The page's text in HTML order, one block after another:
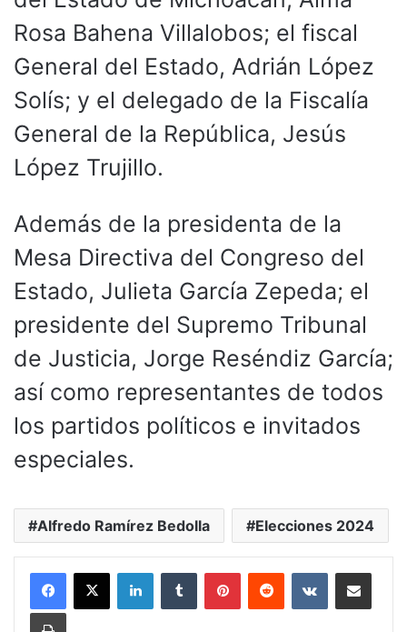
Rosa Bahena Villalobos; el fiscal
General del Estado, Adrián López
Solís; y el delegado de la Fiscalía
General de la República, Jesús
López Trujillo.
Además de la presidenta de la
Mesa Directiva del Congreso del
Estado, Julieta García Zepeda; el
presidente del Supremo Tribunal
de Justicia, Jorge Reséndiz García;
así como representantes de todos
los partidos políticos e invitados
especiales.
Alfredo Ramírez Bedolla Elecciones 2024
LinkedInTumblr PinterestReddit VKontakteCompartir por
Imprimir